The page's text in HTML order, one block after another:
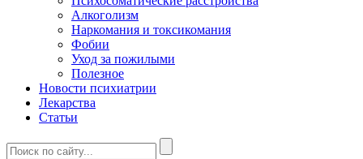
Алкоголизм
Наркомания и токсикомания
Фобии
Уход за пожилыми
Полезное
Новости психиатрии
Лекарства
Статьи